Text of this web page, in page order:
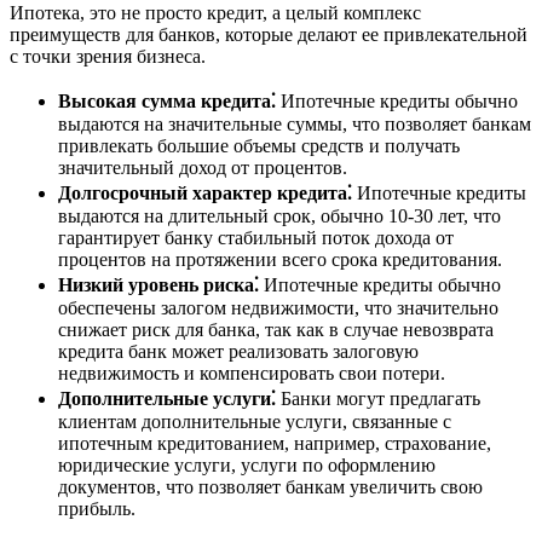
Ипотека, это не просто кредит, а целый комплекс
преимуществ для банков, которые делают ее привлекательной
с точки зрения бизнеса.
Высокая сумма кредита⁚ Ипотечные кредиты обычно
выдаются на значительные суммы, что позволяет банкам
привлекать большие объемы средств и получать
значительный доход от процентов.
Долгосрочный характер кредита⁚ Ипотечные кредиты
выдаются на длительный срок, обычно 10-30 лет, что
гарантирует банку стабильный поток дохода от
процентов на протяжении всего срока кредитования.
Низкий уровень риска⁚ Ипотечные кредиты обычно
обеспечены залогом недвижимости, что значительно
снижает риск для банка, так как в случае невозврата
кредита банк может реализовать залоговую
недвижимость и компенсировать свои потери.
Дополнительные услуги⁚ Банки могут предлагать
клиентам дополнительные услуги, связанные с
ипотечным кредитованием, например, страхование,
юридические услуги, услуги по оформлению
документов, что позволяет банкам увеличить свою
прибыль.